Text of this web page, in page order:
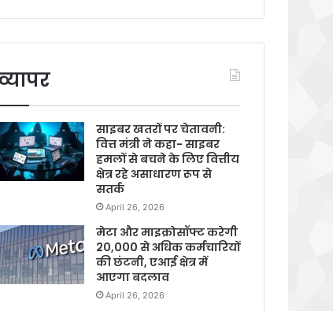
साइबर खतरों पर चेतावनी:
वित्त मंत्री ने कहा- साइबर
हमलों से बचने के लिए वित्तीय
क्षेत्र रहे असाधारण रूप से
सतर्क
April 26, 2026
मेटा और माइक्रोसॉफ्ट करेगी
20,000 से अधिक कर्मचारियों
की छंटनी, एआई क्षेत्र में
आएगा बदलाव
April 26, 2026